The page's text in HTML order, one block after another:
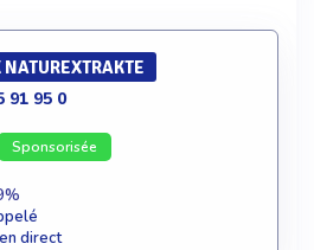
NATUREXTRAKTE
91 95 0
Sponsorisée
direct